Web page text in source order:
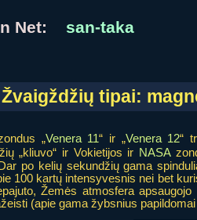
Net: san-taka
Žvaigždžių tipai:
„Venera 11“ ir „Venera 12“
„kliuvo“ ir Vokietijos ir NASA
po kelių sekundžių gama
100 kartų intensyvesnis nei bet
Žemės atmosfera
(apie gama žybsnius